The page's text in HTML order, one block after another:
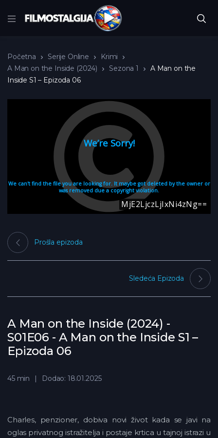
Početna Serije Online
Krimi
A Man on the Inside (2024)
Sezona 1
A Man on the
Inside S1 – Epizoda 06
A Man on the Inside (2024) -
S01E06 - A Man on the Inside S1 –
Epizoda 06
Prošla epizoda
Sledeća Epizoda
45 min Dodao: 18.01.2025
Charles, penzioner, dobiva novi život kada se javi na
oglas privatnog istražitelja i postaje krtica u tajnoj istrazi u